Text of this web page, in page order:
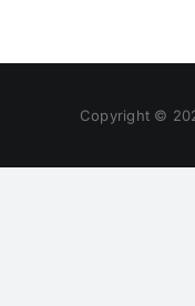
Copyright ©